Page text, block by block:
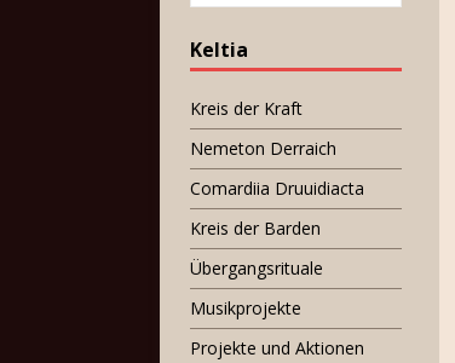
Keltia
Kreis der Kraft
Nemeton Derraich
Comardiia Druuidiacta
Kreis der Barden
Übergangsrituale
Musikprojekte
Projekte und Aktionen